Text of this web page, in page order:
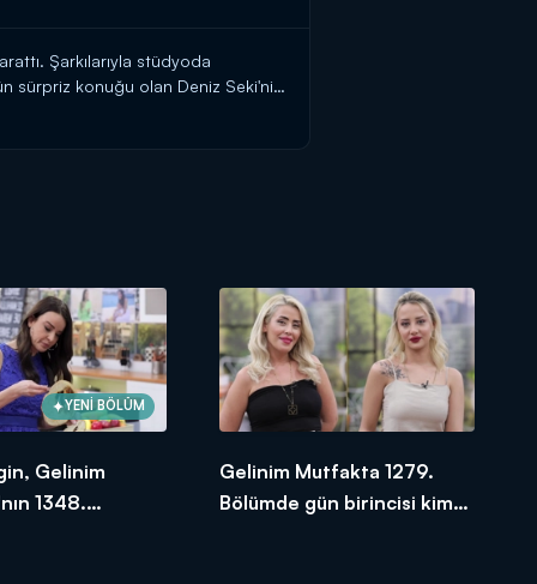
Şarkılarıyla stüdyoda
sürpriz konuğu olan Deniz Seki'nin
YENİ BÖLÜM
Gelinim
1348.
Gelinim Mutfakta 1279.
Bölümde gün birincisi kim